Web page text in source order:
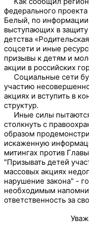
федерального
Белый, по
выступающих в
детства
соцсети и иные
призывы к детям и
акции в российских
Социальные сети
участию
акциях и вступить в
структур.
Иные силы пытаются
столкнуть с
образом
искаженную
митингах против
"Призывать детей
массовых акциях
нарушение закона" -
необходимым
ответственность за